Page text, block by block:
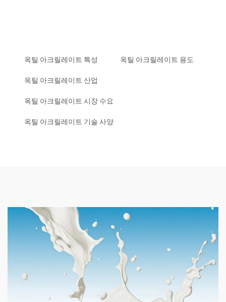
옥틸 아크릴레이트 특성 옥틸 아크릴레이트 용도
옥틸 아크릴레이트 산업
옥틸 아크릴레이트 시장 수요
옥틸 아크릴레이트 기술 사양